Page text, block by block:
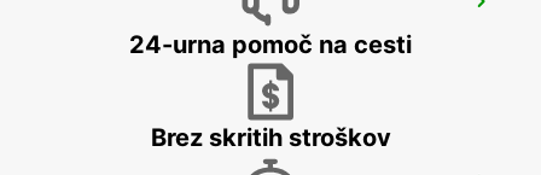
WITTEN / RUHR - GERMANY
24-urna pomoč na cesti
Brez skritih stroškov